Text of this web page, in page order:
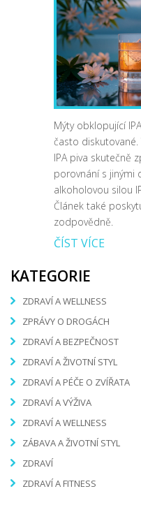
Mýty obklopující
často
IPA piva skutečně
porovnání s jinými
alkoholovou silou
Článek také
zodpovědně.
ČÍST VÍCE
KATEGORIE
ZDRAVÍ A WELLNESS
ZPRÁVY O DROGÁCH
ZDRAVÍ A BEZPEČNOST
ZDRAVÍ A ŽIVOTNÍ STYL
ZDRAVÍ A PÉČE O ZVÍŘATA
ZDRAVÍ A VÝŽIVA
ZDRAVÍ A WELLNESS
ZÁBAVA A ŽIVOTNÍ STYL
ZDRAVÍ
ZDRAVÍ A FITNESS